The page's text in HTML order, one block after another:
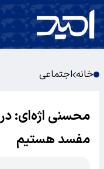
خانه اجتماعی
محسنی اژه‌ای: در
مفسد هستیم